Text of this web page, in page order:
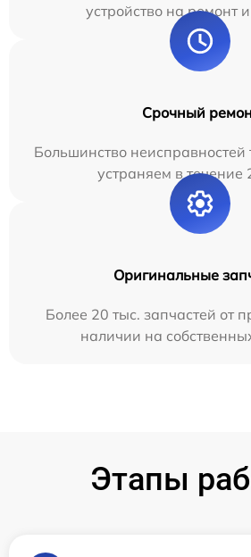
устройство на ремонт
Срочный
Большинство
устраняем в течение
Оригинальные
Более 20 тыс. запчастей от
наличии на
Этапы